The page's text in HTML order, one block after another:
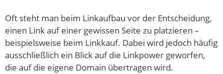
Oft steht man beim Linkaufbau vor der Entscheidung,
einen Link auf einer gewissen Seite zu platzieren –
beispielsweise beim Linkkauf. Dabei wird jedoch häufig
ausschließlich ein Blick auf die Linkpower geworfen,
die auf die eigene Domain übertragen wird.